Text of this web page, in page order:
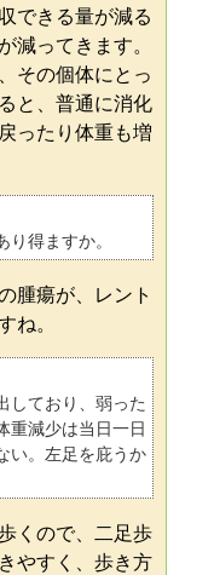
できる量が減る
減ってきます。
その個体にとっ
と、普通に消化
ったり体重も増
得ますか。
腫瘍が、レント
ね。
しており、弱った
重減少は当日一日
い。左足を庇うか
くので、二足歩
やすく、歩き方